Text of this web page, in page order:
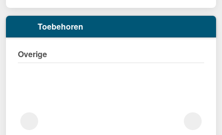
Toebehoren
Overige